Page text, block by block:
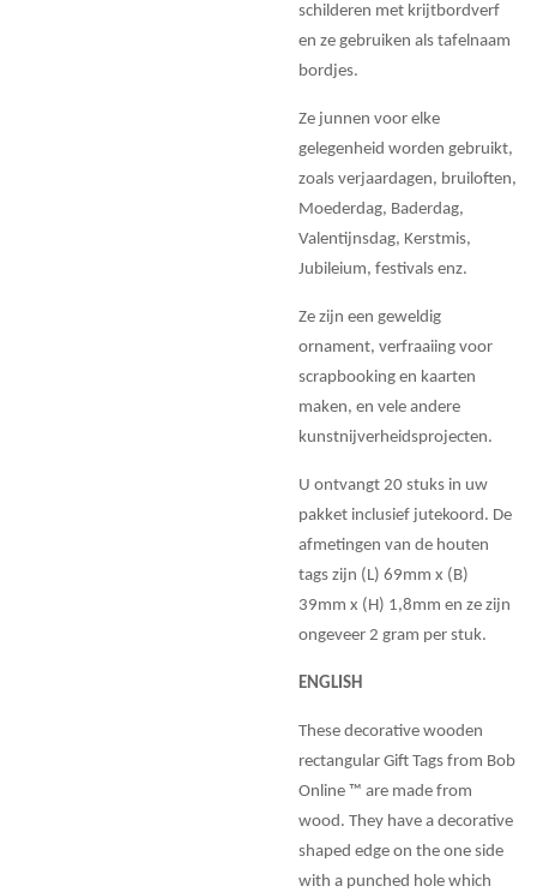
schilderen met krijtbordverf
en ze gebruiken als tafelnaam
bordjes.
Ze junnen voor elke
gelegenheid worden gebruikt,
zoals verjaardagen, bruiloften,
Moederdag, Baderdag,
Valentijnsdag, Kerstmis,
Jubileium, festivals enz.
Ze zijn een geweldig
ornament, verfraaiing voor
scrapbooking en kaarten
maken, en vele andere
kunstnijverheidsprojecten.
U ontvangt 20 stuks in uw
pakket inclusief jutekoord. De
afmetingen van de houten
tags zijn (L) 69mm x (B)
39mm x (H) 1,8mm en ze zijn
ongeveer 2 gram per stuk.
ENGLISH
These decorative wooden
rectangular Gift Tags from Bob
Online ™ are made from
wood. They have a decorative
shaped edge on the one side
with a punched hole which